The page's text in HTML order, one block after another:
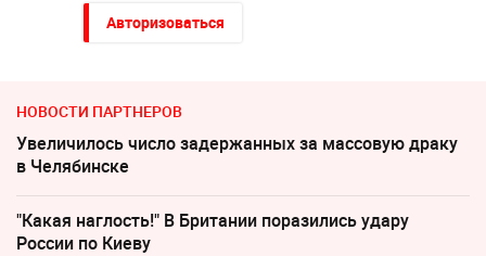
Авторизоваться
НОВОСТИ ПАРТНЕРОВ
Увеличилось число задержанных за массовую драку
в Челябинске
"Какая наглость!" В Британии поразились удару
России по Киеву